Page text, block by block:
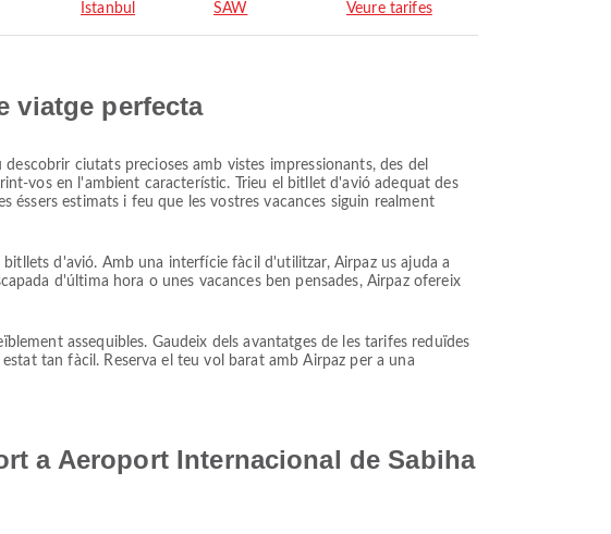
Istanbul SAW Veure tarifes
viatge perfecta
ciutats precioses amb vistes impressionants, des del
vos en l'ambient característic. Trieu el bitllet d'avió adequat des
éssers estimats i feu que les vostres vacances siguin realment
d'avió. Amb una interfície fàcil d'utilitzar, Airpaz us ajuda a
d'última hora o unes vacances ben pensades, Airpaz ofereix
assequibles. Gaudeix dels avantatges de les tarifes reduïdes
tan fàcil. Reserva el teu vol barat amb Airpaz per a una
a Aeroport Internacional de Sabiha